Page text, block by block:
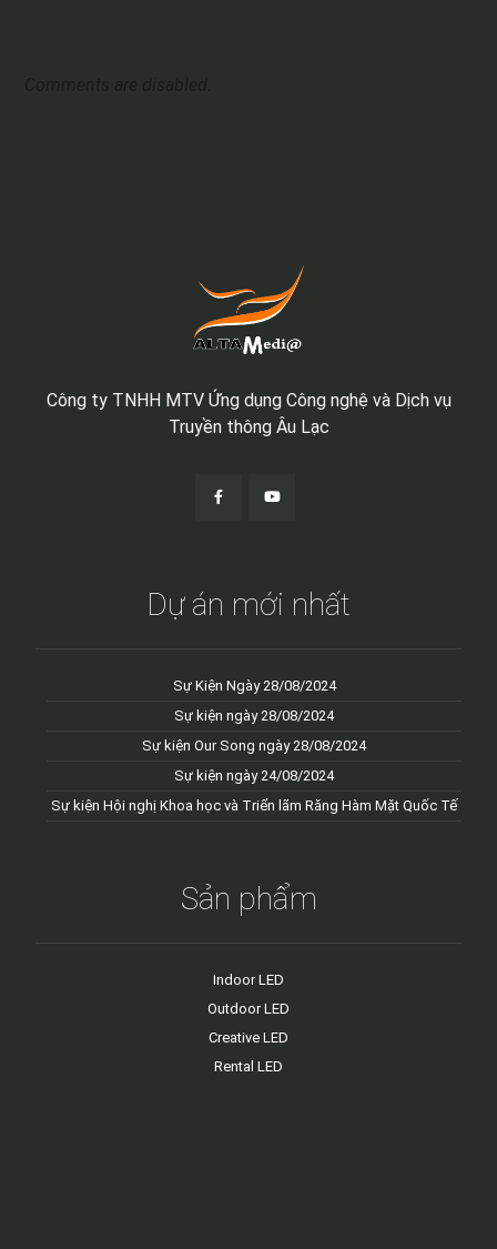
Công ty TNHH MTV Ứng dụng Công nghệ và Dịch vụ
Truyền thông Âu Lạc
Dự án mới nhất
Sự Kiện Ngày 28/08/2024
Sự kiện ngày 28/08/2024
Sự kiện Our Song ngày 28/08/2024
Sự kiện ngày 24/08/2024
Sự kiện Hội nghị Khoa học và Triển lãm Răng Hàm Mặt Quốc Tế
Sản phẩm
Indoor LED
Outdoor LED
Creative LED
Rental LED